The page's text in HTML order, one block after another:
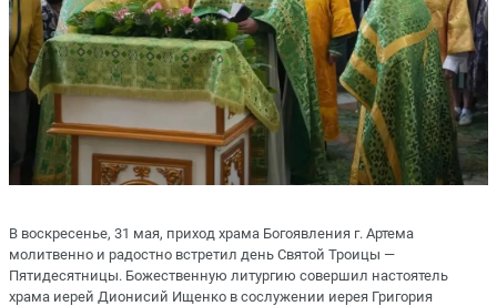
В воскресенье, 31 мая, приход храма Богоявления г. Артема
молитвенно и радостно встретил день Святой Троицы —
Пятидесятницы. Божественную литургию совершил настоятель
храма иерей Дионисий Ищенко в сослужении иерея Григория